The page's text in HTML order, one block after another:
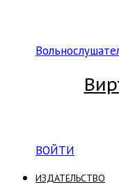
ВОЙТИ
ИЗДАТЕЛЬСТВО